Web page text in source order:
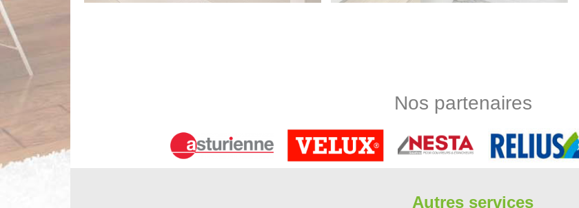
La rénovation de salle de bains complète à Mennecy
Votre maison a besoin d'une rénovation complète de votre salle de bain. Ce qui va lui donner un air plus
impressionnant. D’autres projets poussent à la rénovation de salle de bains qui incluent la pose des meubles de
Nos partenaires
Autres services